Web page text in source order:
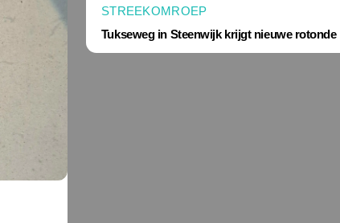
STREEKOMROEP
Tukseweg in Steenwijk krijgt nieuwe rotonde